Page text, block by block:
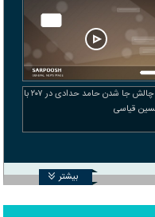
فیلم | چالش جا شدن حامد حدادی در ۲۰۷ با
قیاسی
بیشتر